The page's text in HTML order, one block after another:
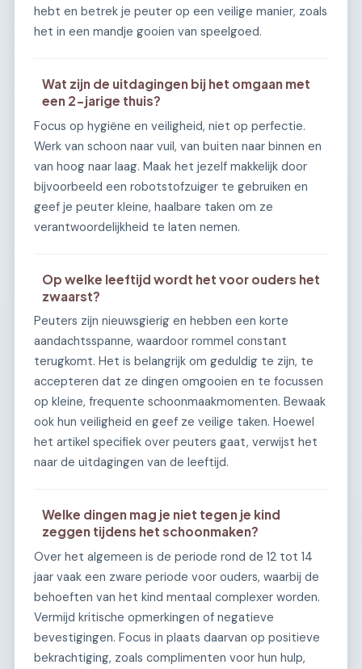
hebt en betrek je peuter op een veilige manier, zoals
het in een mandje gooien van speelgoed.
Wat zijn de uitdagingen bij het omgaan met
een 2-jarige thuis?
Focus op hygiëne en veiligheid, niet op perfectie.
Werk van schoon naar vuil, van buiten naar binnen en
van hoog naar laag. Maak het jezelf makkelijk door
bijvoorbeeld een robotstofzuiger te gebruiken en
geef je peuter kleine, haalbare taken om ze
verantwoordelijkheid te laten nemen.
Op welke leeftijd wordt het voor ouders het
zwaarst?
Peuters zijn nieuwsgierig en hebben een korte
aandachtsspanne, waardoor rommel constant
terugkomt. Het is belangrijk om geduldig te zijn, te
accepteren dat ze dingen omgooien en te focussen
op kleine, frequente schoonmaakmomenten. Bewaak
ook hun veiligheid en geef ze veilige taken. Hoewel
het artikel specifiek over peuters gaat, verwijst het
naar de uitdagingen van de leeftijd.
Welke dingen mag je niet tegen je kind
zeggen tijdens het schoonmaken?
Over het algemeen is de periode rond de 12 tot 14
jaar vaak een zware periode voor ouders, waarbij de
behoeften van het kind mentaal complexer worden.
Vermijd kritische opmerkingen of negatieve
bevestigingen. Focus in plaats daarvan op positieve
bekrachtiging, zoals complimenten voor hun hulp,